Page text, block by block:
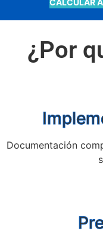
CALCULAR
¿Por
Documentación